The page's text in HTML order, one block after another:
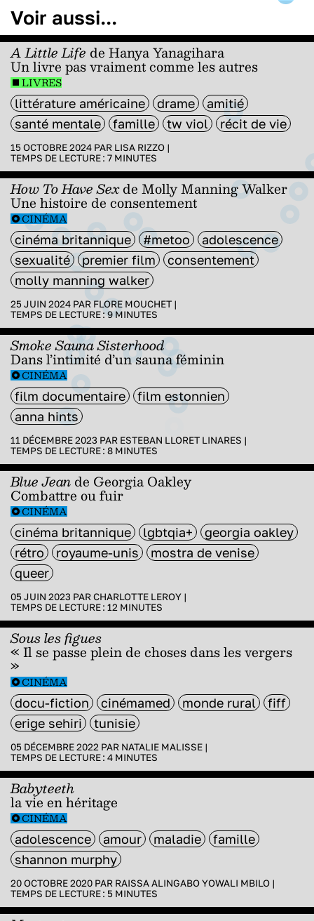
Voir aussi...
A Little Life de Hanya Yanagihara
Un livre pas vraiment comme les autres
LIVRES
littérature américaine drame
amitié
santé mentale
famille tw viol récit de vie
15 OCTOBRE 2024 PAR LISA RIZZO |
TEMPS DE LECTURE : 7 MINUTES
How To Have Sexde Molly Manning Walker
Une histoire de consentement
CINÉMA
cinéma britannique #metoo
adolescence
sexualité
premier film
consentement
molly manning walker
25 JUIN 2024 PAR FLORE MOUCHET |
TEMPS DE LECTURE : 9 MINUTES
Smoke Sauna Sisterhood
Dans l’intimité d’un sauna féminin
CINÉMA
film documentaire
film estonnien
anna hints
11 DÉCEMBRE 2023 PAR ESTEBAN LLORET LINARES |
TEMPS DE LECTURE : 8 MINUTES
Blue Jeande Georgia Oakley
Combattre ou fuir
CINÉMA
cinéma britannique lgbtqia+
georgia oakley
rétro
royaume-unis
mostra de venise
queer
05 JUIN 2023 PARCHARLOTTE LEROY |
TEMPS DE LECTURE : 12 MINUTES
Sous les figues
« Il se passe plein de choses dans les vergers
»
CINÉMA
docu-fiction cinémamed monde rural
fiff
erige sehiri
tunisie
05 DÉCEMBRE 2022 PAR NATALIE MALISSE |
TEMPS DE LECTURE : 4 MINUTES
Babyteeth
la vie en héritage
CINÉMA
adolescence amour maladie
famille
shannon murphy
20 OCTOBRE 2020 PAR RAISSA ALINGABO YOWALI MBILO |
TEMPS DE LECTURE : 5 MINUTES